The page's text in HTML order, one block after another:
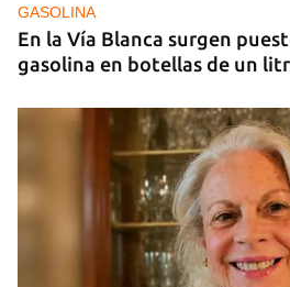
GASOLINA
En la Vía Blanca surgen
gasolina en botellas de un